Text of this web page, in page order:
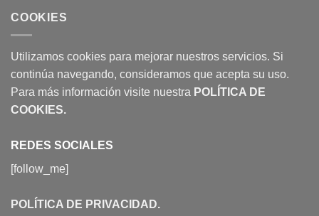
COOKIES
Utilizamos cookies para mejorar nuestros servicios. Si
continúa navegando, consideramos que acepta su uso.
Para más información visite nuestra POLÍTICA DE
COOKIES.
REDES SOCIALES
[follow_me]
POLÍTICA DE PRIVACIDAD.